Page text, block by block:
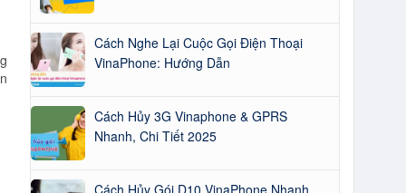
Cách Nghe Lại Cuộc Gọi Điện Thoại
VinaPhone: Hướng Dẫn
Cách Hủy 3G Vinaphone & GPRS
Nhanh, Chi Tiết 2025
Cách Hủy Gói D10 VinaPhone Nhanh